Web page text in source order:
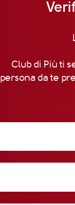
Club di Più ti
persona da te